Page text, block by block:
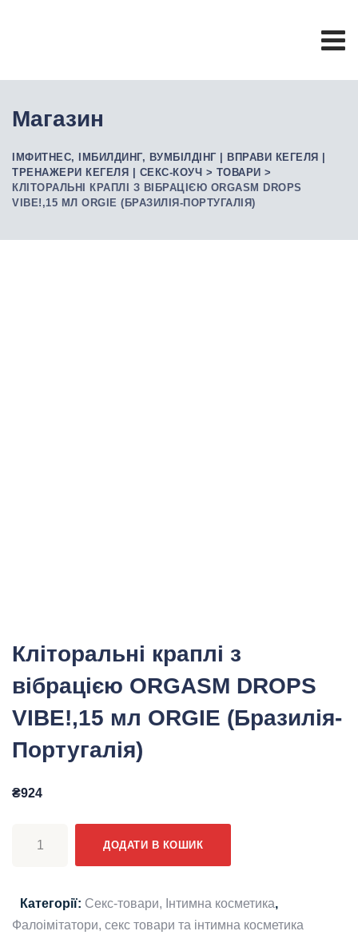
Магазин
ІМФИТНЕС, ІМБИЛДИНГ, ВУМБІЛДІНГ | ВПРАВИ КЕГЕЛЯ |
ТРЕНАЖЕРИ КЕГЕЛЯ | СЕКС-КОУЧ > ТОВАРИ >
КЛІТОРАЛЬНІ КРАПЛІ З ВІБРАЦІЄЮ ORGASM DROPS
VIBE!,15 МЛ ORGIE (БРАЗИЛІЯ-ПОРТУГАЛІЯ)
Кліторальні краплі з
вібрацією ORGASM DROPS
VIBE!,15 мл ORGIE (Бразилія-
Португалія)
₴924
вібрацією
ORGASM
ДОДАТИ В КОШИК
Категорії: Секс-товари, Інтимна косметика,
Фалоімітатори, секс товари та інтимна косметика